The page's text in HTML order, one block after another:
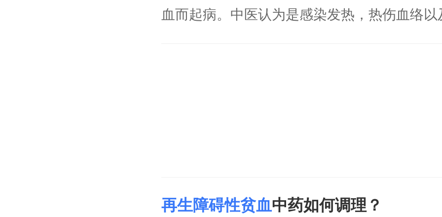
血而起病。中医认为是感染发热，热伤血络以
再生障碍性贫血中药如何调理？